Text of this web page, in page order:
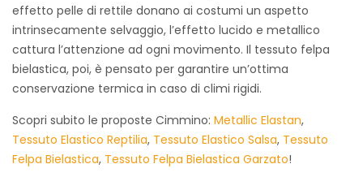
effetto pelle di rettile donano ai costumi un aspetto
intrinsecamente selvaggio, l’effetto lucido e metallico
cattura l’attenzione ad ogni movimento. Il tessuto felpa
bielastica, poi, è pensato per garantire un’ottima
conservazione termica in caso di climi rigidi.
Scopri subito le proposte Cimmino: Metallic Elastan,
Tessuto Elastico Reptilia, Tessuto Elastico Salsa, Tessuto
Felpa Bielastica, Tessuto Felpa Bielastica Garzato!